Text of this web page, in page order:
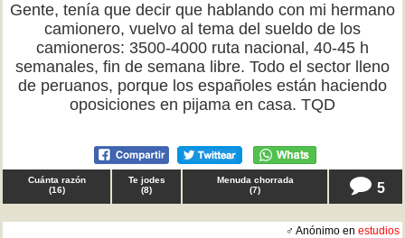
Gente, tenía que decir que hablando con mi hermano
camionero, vuelvo al tema del sueldo de los
camioneros: 3500-4000 ruta nacional, 40-45 h
semanales, fin de semana libre. Todo el sector lleno
de peruanos, porque los españoles están haciendo
oposiciones en pijama en casa. TQD
Cuánta razón
(16)
Te jodes
(8)
Menuda chorrada
(7) 5
♂ Anónimo en estudios